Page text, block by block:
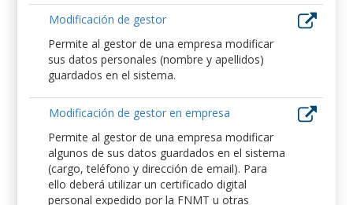
Modificación de gestor
Permite al gestor de una empresa modificar
sus datos personales (nombre y apellidos)
guardados en el sistema.
Modificación de gestor en empresa
Permite al gestor de una empresa modificar
algunos de sus datos guardados en el sistema
(cargo, teléfono y dirección de email). Para
ello deberá utilizar un certificado digital
personal expedido por la FNMT u otras